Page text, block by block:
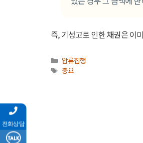
즉, 기성고로 인한 채권은 이
카
테
압류집행
태
중요
전화상담